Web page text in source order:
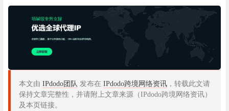
本文由 IPdodo团队 发布在 IPdodo跨境网络资讯 ，转载此文请
保持文章完整性，并请附上文章来源（IPdodo跨境网络资讯）
及本页链接。